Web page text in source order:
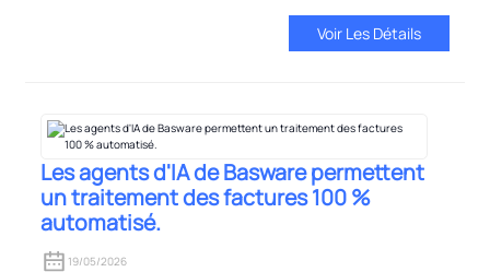
Voir Les Détails
Les agents d'IA de Basware permettent
un traitement des factures 100 %
automatisé.
19/05/2026